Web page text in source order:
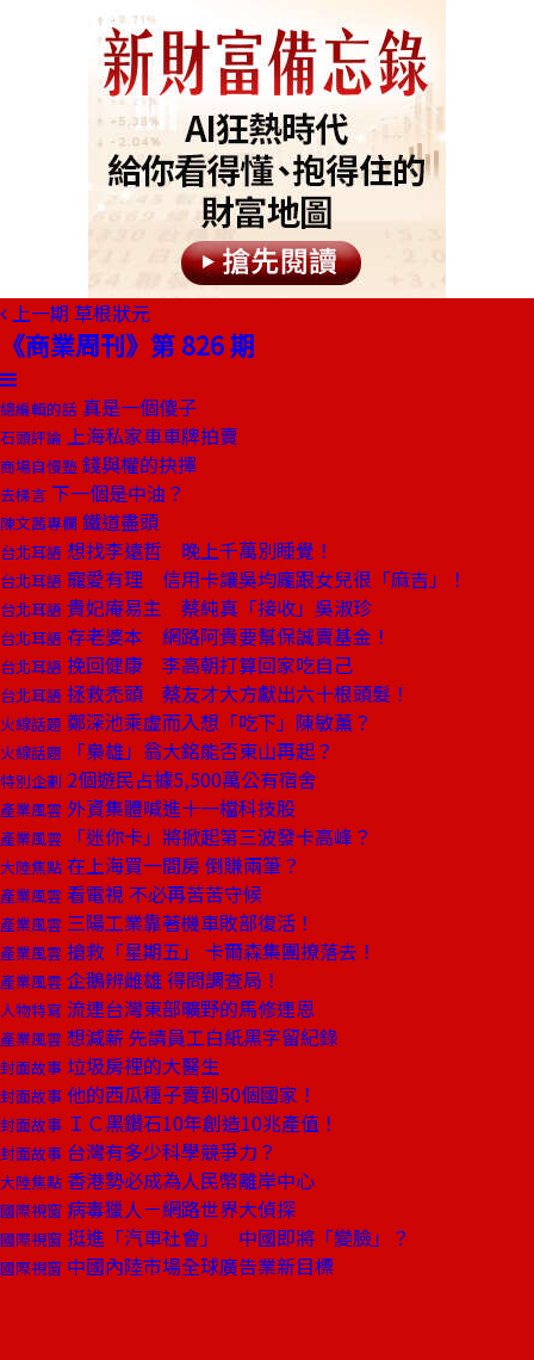
上一期 草根狀元
《商業周刊》第 826 期
總編輯的話 真是一個傻子
石頭評論 上海私家車車牌拍賣
商場自慢塾 錢與權的抉擇
去梯言 下一個是中油？
陳文茜專欄 鐵道盡頭
台北耳語 想找李遠哲 晚上千萬別睡覺！
台北耳語 寵愛有理 信用卡讓吳均龐跟女兒很「麻吉」！
台北耳語 貴妃庵易主 蔡純真「接收」吳淑珍
台北耳語 存老婆本 網路阿貴要幫保誠賣基金！
台北耳語 挽回健康 李高朝打算回家吃自己
台北耳語 拯救禿頭 蔡友才大方獻出六十根頭髮！
火線話題 鄭深池乘虛而入想「吃下」陳敏薰？
火線話題 「梟雄」翁大銘能否東山再起？
特別企劃 2個遊民占據5,500萬公有宿舍
產業風雲 外資集體喊進十一檔科技股
產業風雲 「迷你卡」將掀起第三波發卡高峰？
大陸焦點 在上海買一間房 倒賺兩筆？
產業風雲 看電視 不必再苦苦守候
產業風雲 三陽工業靠著機車敗部復活！
產業風雲 搶救「星期五」 卡爾森集團撩落去！
產業風雲 企鵝辨雌雄 得問調查局！
人物特寫 流連台灣東部曠野的馬修連恩
產業風雲 想減薪 先請員工白紙黑字留紀錄
封面故事 垃圾房裡的大醫生
封面故事 他的西瓜種子賣到50個國家！
封面故事 ＩＣ黑鑽石10年創造10兆產值！
封面故事 台灣有多少科學競爭力？
大陸焦點 香港勢必成為人民幣離岸中心
國際視窗 病毒獵人－網路世界大偵探
國際視窗 挺進「汽車社會」 中國即將「變臉」？
國際視窗 中國內陸市場全球廣告業新目標